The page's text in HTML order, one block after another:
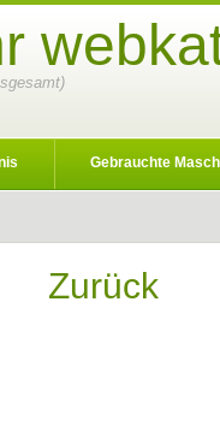
Gebrauchte
Zurück